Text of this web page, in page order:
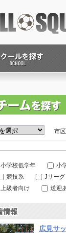
市
小学校低学年 小
競技系 Jリー
上級者向け 送迎
広見サ